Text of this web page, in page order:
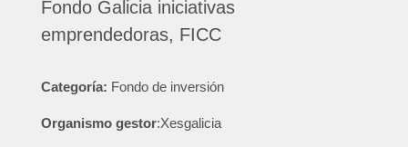
Fondo Galicia iniciativas
emprendedoras, FICC
Categoría: Fondo de inversión
Organismo gestor:Xesgalicia